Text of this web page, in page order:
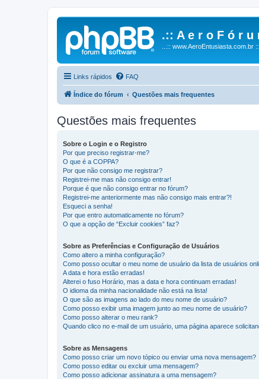
.:: A e r o F ó r u
...:: www.AeroEntusiasta.com.br
Links rápidos FAQ
Índice do fórum Questões mais frequentes
Questões mais frequentes
Sobre o Login e o Registro
Por que preciso registrar-me?
O que é a COPPA?
Por que não consigo me registrar?
Registrei-me mas não consigo entrar!
Porque é que não consigo entrar no fórum?
Registrei-me anteriormente mas não consigo mais entrar?!
Esqueci a senha!
Por que entro automaticamente no fórum?
O que a opção de “Excluir cookies” faz?
Sobre as Preferências e Configuração de Usuários
Como altero a minha configuração?
Como posso ocultar o meu nome de usuário da lista de usuários
A data e hora estão erradas!
Alterei o fuso Horário, mas a data e hora continuam erradas!
O idioma da minha nacionalidade não está na lista!
O que são as imagens ao lado do meu nome de usuário?
Como posso exibir uma imagem junto ao meu nome de usuário?
Como posso alterar o meu rank?
Quando clico no e-mail de um usuário, uma página aparece
Sobre as Mensagens
Como posso criar um novo tópico ou enviar uma nova mensagem?
Como posso editar ou excluir uma mensagem?
Como posso adicionar assinatura a uma mensagem?